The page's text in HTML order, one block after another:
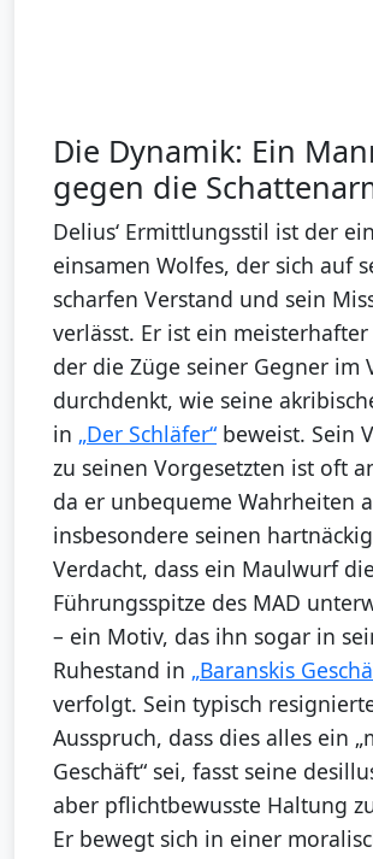
Die Dynamik: Ein
gegen die
Delius‘ Ermittlungsstil ist der
einsamen Wolfes, der sich auf
scharfen Verstand und sein
verlässt. Er ist ein meisterhafter
der die Züge seiner Gegner im
durchdenkt, wie seine
in „Der Schläfer“ beweist. Sein
zu seinen Vorgesetzten ist oft
da er unbequeme Wahrheiten
insbesondere seinen
Verdacht, dass ein Maulwurf die
Führungsspitze des MAD
– ein Motiv, das ihn sogar in
Ruhestand in „Baranskis
verfolgt. Sein typisch
Ausspruch, dass dies alles ein
Geschäft“ sei, fasst seine
aber pflichtbewusste Haltung
Er bewegt sich in einer